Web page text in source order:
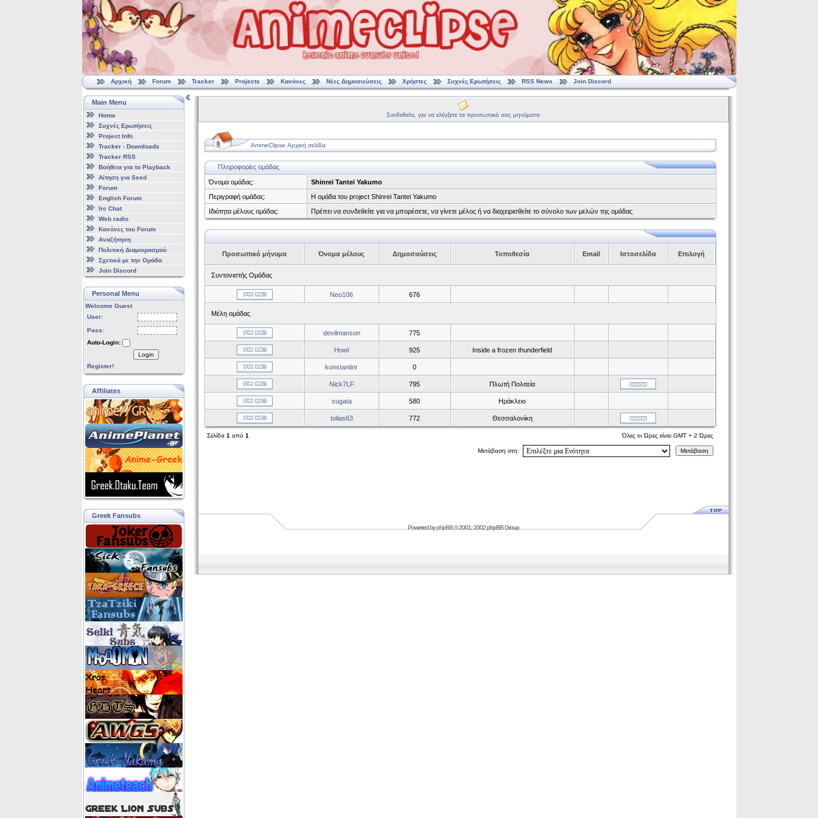
Αρχική Forum Tracker Projects Κανόνες Νέες Δημοσιεύσεις Χρήστες Συχνές Ερωτήσεις RSS News Join Discord
Main Menu
Home
Συχνές Ερωτήσεις
Project Info
Tracker - Downloads
Tracker RSS
Βοήθεια για το Playback
Αίτηση για Seed
Forum
English Forum
Irc Chat
Web radio
Κανόνες του Forum
Αναζήτηση
Πολιτική Διαμοιρασμού
Σχετικά με την Ομάδα
Join Discord
Personal Menu
Welcome Guest
User:
Pass:
Auto-Login:
Login
Register!
Affiliates
Greek Fansubs
Συνδεθείτε, για να ελέγξετε τα προσωπικά σας μηνύματα
AnimeClipse Αρχική σελίδα
Πληροφορίες ομάδας
Όνομα ομάδας:
Shinrei Tantei Yakumo
Περιγραφή ομάδας:
Η ομάδα του project Shinrei Tantei Yakumo
Ιδιότητα μέλους ομάδας:
Πρέπει να συνδεθείτε για να μπορέσετε, να γίνετε μέλος ή να διαχειρισθείτε το σύνολο των μελών της ομάδας
Προσωπικό μήνυμα Όνομα μέλους Δημοσιεύσεις Τοποθεσία Email Ιστοσελίδα Επιλογή
Συντονιστής Ομάδας
Neo106 676
Μέλη ομάδας
devilmanson 775
Howl 925 Inside a frozen thunderfield
konstantinr 0
Nick7LF 795 Πλωτή Πολιτεία
sugata 580 Ηράκλειο
tolias63 772 Θεσσαλονίκη
Σελίδα 1 από 1 Όλες οι Ώρες είναι GMT + 2 Ώρες
Μετάβαση στη: Μετάβαση
Powered byphpBB© 2001, 2002 phpBB Group